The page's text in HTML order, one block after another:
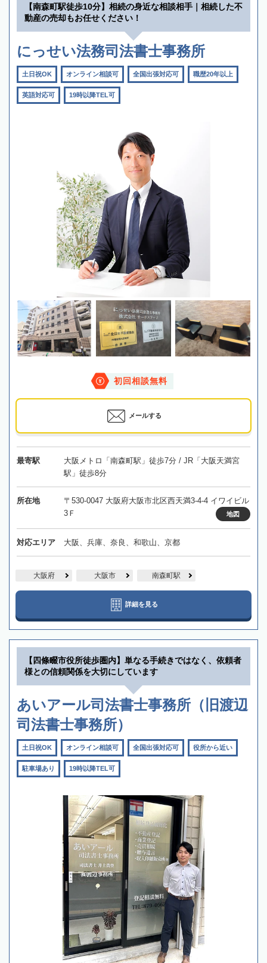
【南森町駅徒歩10分】相続の身近な相談相手｜相続した不
動産の売却もお任せください！
にっせい法務司法書士事務所
土日祝OK オンライン相談可 全国出張対応可 職歴20年以上
英語対応可 19時以降TEL可
初回相談無料
メールする
最寄駅
大阪メトロ「南森町駅」徒歩7分 / JR「大阪天満宮
駅」徒歩8分
所在地
〒530-0047 大阪府大阪市北区西天満3-4-4 イワイビル
3Ｆ
地図
対応エリア 大阪、兵庫、奈良、和歌山、京都
大阪府 大阪市 南森町駅
詳細を見る
【四條畷市役所徒歩圏内】単なる手続きではなく、依頼者
様との信頼関係を大切にしています
あいアール司法書士事務所（旧渡辺
司法書士事務所）
土日祝OK オンライン相談可 全国出張対応可 役所から近い
駐車場あり 19時以降TEL可